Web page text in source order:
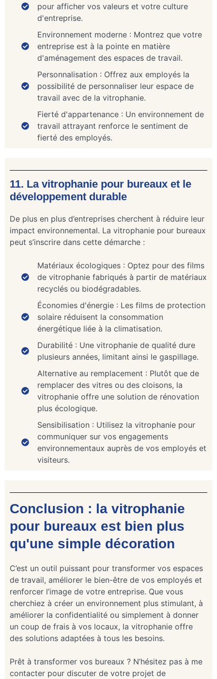
pour afficher vos valeurs et votre culture
d'entreprise.
Environnement moderne : Montrez que votre
entreprise est à la pointe en matière
d'aménagement des espaces de travail.
Personnalisation : Offrez aux employés la
possibilité de personnaliser leur espace de
travail avec de la vitrophanie.
Fierté d'appartenance : Un environnement de
travail attrayant renforce le sentiment de
fierté des employés.
11. La vitrophanie pour bureaux et le
développement durable
De plus en plus d’entreprises cherchent à réduire leur
impact environnemental. La vitrophanie pour bureaux
peut s’inscrire dans cette démarche :
Matériaux écologiques : Optez pour des films
de vitrophanie fabriqués à partir de matériaux
recyclés ou biodégradables.
Économies d'énergie : Les films de protection
solaire réduisent la consommation
énergétique liée à la climatisation.
Durabilité : Une vitrophanie de qualité dure
plusieurs années, limitant ainsi le gaspillage.
Alternative au remplacement : Plutôt que de
remplacer des vitres ou des cloisons, la
vitrophanie offre une solution de rénovation
plus écologique.
Sensibilisation : Utilisez la vitrophanie pour
communiquer sur vos engagements
environnementaux auprès de vos employés et
visiteurs.
Conclusion : la vitrophanie
pour bureaux est bien plus
qu'une simple décoration
C’est un outil puissant pour transformer vos espaces
de travail, améliorer le bien-être de vos employés et
renforcer l’image de votre entreprise. Que vous
cherchiez à créer un environnement plus stimulant, à
améliorer la confidentialité ou simplement à donner
un coup de frais à vos locaux, la vitrophanie offre
des solutions adaptées à tous les besoins.
Prêt à transformer vos bureaux ? N’hésitez pas à me
contacter pour discuter de votre projet de